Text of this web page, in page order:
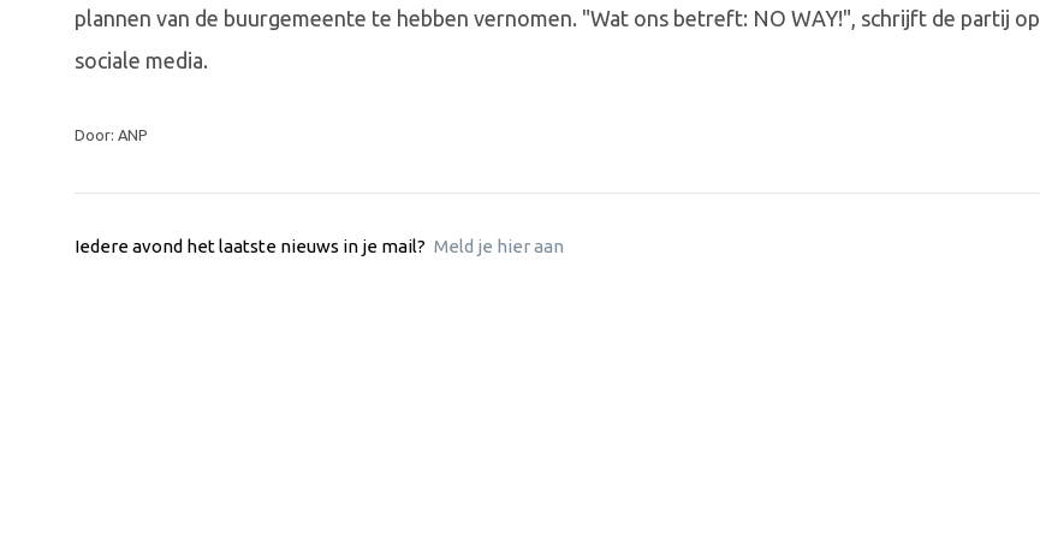
plannen van de buurgemeente te hebben vernomen. "Wat ons betreft: NO WAY!", schrijft de partij op
sociale media.
Door: ANP
Iedere avond het laatste nieuws in je mail? Meld je hier aan